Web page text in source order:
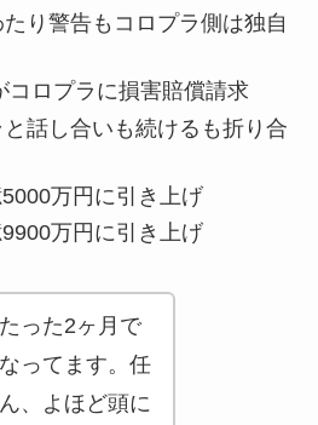
り警告もコロプラ側は独自
コロプラに損害賠償請求
話し合いも続けるも折り合
万円に引き上げ
万円に引き上げ
った2ヶ月で
ってます。任
、よほど頭に